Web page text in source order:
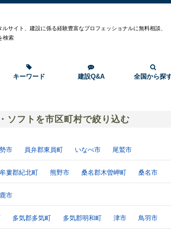
サイト、建設に係る経験豊富なプロフェッショナルに無料相談、
検索
キーワード 建設Q&A 全国から探
ソフトを市区町村で絞り込む
市 員弁郡東員町 いなべ市 尾鷲市
婁郡紀北町 熊野市 桑名郡木曽岬町 桑名市
市
多気郡多気町 多気郡明和町 津市 鳥羽市